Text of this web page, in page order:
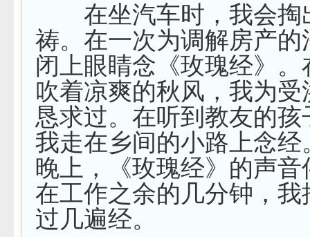
在坐汽车时，我会掏
祷。在一次为调解房产的
闭上眼睛念《玫瑰经》。
吹着凉爽的秋风，我为受
恳求过。在听到教友的孩
我走在乡间的小路上念经
晚上，《玫瑰经》的声音
在工作之余的几分钟，我
过几遍经。